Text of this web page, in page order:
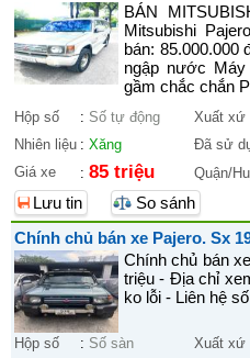
BÁN
Mitsubishi
bán: 85.000.000
ngập nước Máy
gầm chắc chắn
Hộp số : Số tự động Xuất xứ
Nhiên liệu : Xăng Đã sử
Giá xe
: 85 triệu Quận/
Lưu tin
So sánh
Chính chủ bán xe Pajero. Sx
Chính chủ bán
triệu - Địa chỉ
ko lỗi - Liên hệ
Hộp số : Số sàn Xuất xứ